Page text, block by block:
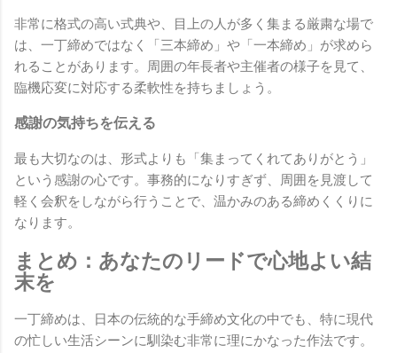
非常に格式の高い式典や、目上の人が多く集まる厳粛な場で
は、一丁締めではなく「三本締め」や「一本締め」が求めら
れることがあります。周囲の年長者や主催者の様子を見て、
臨機応変に対応する柔軟性を持ちましょう。
感謝の気持ちを伝える
最も大切なのは、形式よりも「集まってくれてありがとう」
という感謝の心です。事務的になりすぎず、周囲を見渡して
軽く会釈をしながら行うことで、温かみのある締めくくりに
なります。
まとめ：あなたのリードで心地よい結
末を
一丁締めは、日本の伝統的な手締め文化の中でも、特に現代
の忙しい生活シーンに馴染む非常に理にかなった作法です。